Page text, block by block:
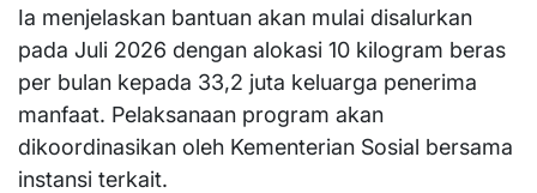
Ia menjelaskan bantuan akan mulai disalurkan
pada Juli 2026 dengan alokasi 10 kilogram beras
per bulan kepada 33,2 juta keluarga penerima
manfaat. Pelaksanaan program akan
dikoordinasikan oleh Kementerian Sosial bersama
instansi terkait.